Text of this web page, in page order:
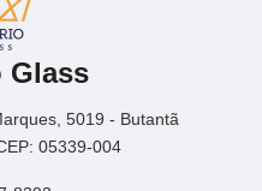
Glass
5019 - Butantã
05339-004